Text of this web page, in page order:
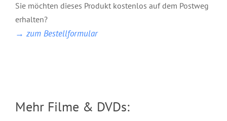
Sie möchten dieses Produkt kostenlos auf dem Postweg
erhalten?
→ zum Bestellformular
Mehr Filme & DVDs:
Himmlisches Leben und Göttliche